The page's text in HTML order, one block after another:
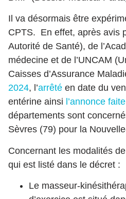
Il va désormais être
CPTS. En effet, après avis
Autorité de Santé), de
médecine et de l’UNCAM
Caisses d’Assurance
2024, l’arrêté en date du
entérine ainsi l’annonce
départements sont
Sèvres (79) pour la
Concernant les modalités
qui est listé dans le décret :
Le masseur-